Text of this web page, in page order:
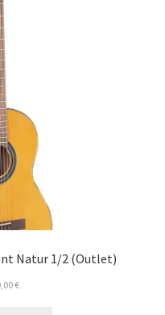
Natur 1/2 (Outlet)
€